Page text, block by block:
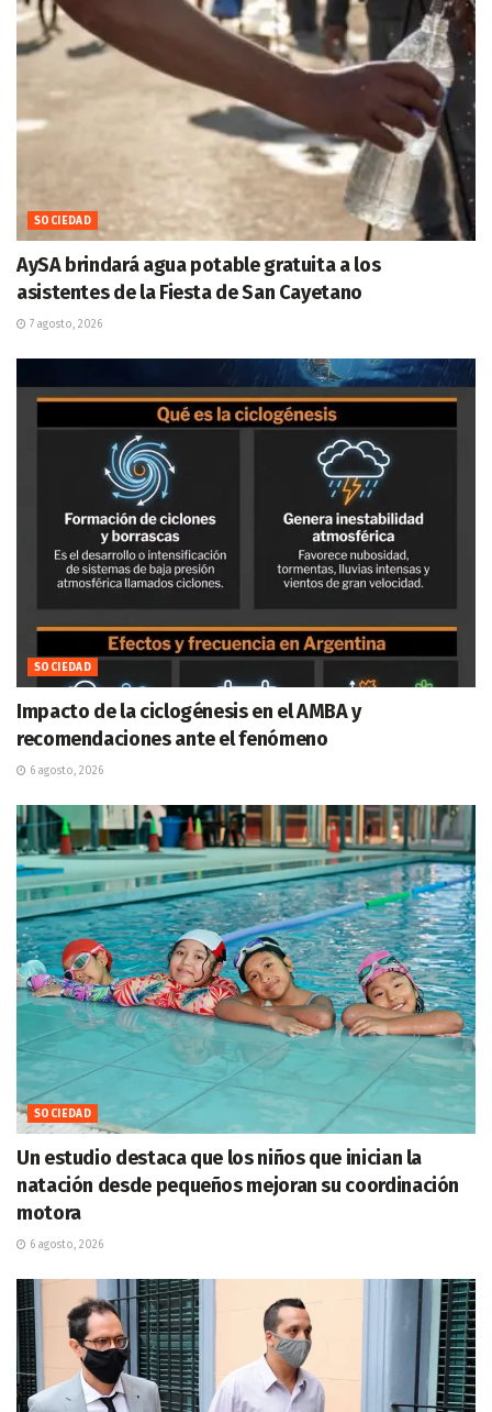
SOCIEDAD
AySA brindará agua potable gratuita a los
asistentes de la Fiesta de San Cayetano
7 agosto, 2026
SOCIEDAD
Impacto de la ciclogénesis en el AMBA y
recomendaciones ante el fenómeno
6 agosto, 2026
SOCIEDAD
Un estudio destaca que los niños que inician la
natación desde pequeños mejoran su coordinación
motora
6 agosto, 2026